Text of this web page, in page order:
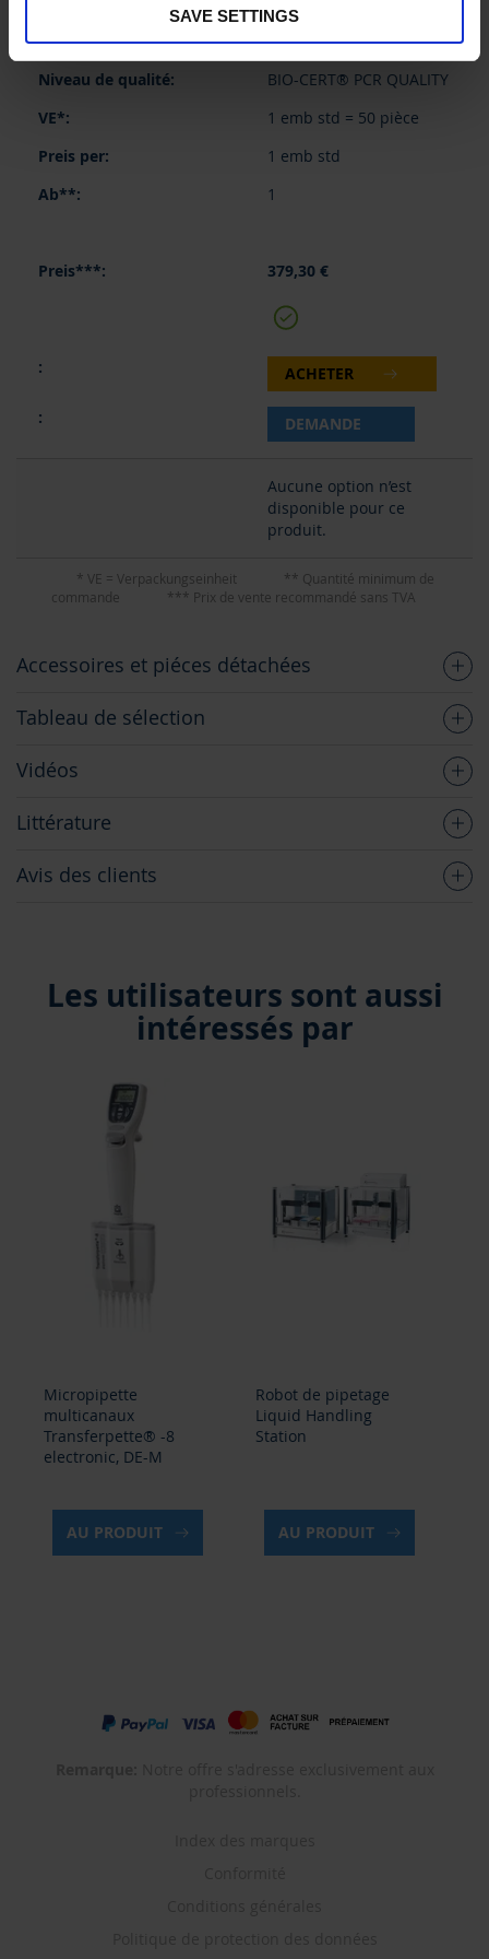
SAVE SETTINGS
cadre complet
BIO-CERT® PCR QUALITY
1 emb std = 50 pièce
1 emb std
1
379,30 €
ACHETER
DEMANDE
Aucune option n’est
disponible pour ce
produit.
* VE = Verpackungseinheit
** Quantité minimum de
commande
*** Prix de vente recommandé sans TVA
Accessoires et piéces détachées
Tableau de sélection
Vidéos
Littérature
Avis des clients
Les utilisateurs sont aussi
intéressés par
Micropipette
multicanaux
Transferpette® -8
electronic, DE-M
AU PRODUIT
Robot de pipetage
Liquid Handling
Station
AU PRODUIT